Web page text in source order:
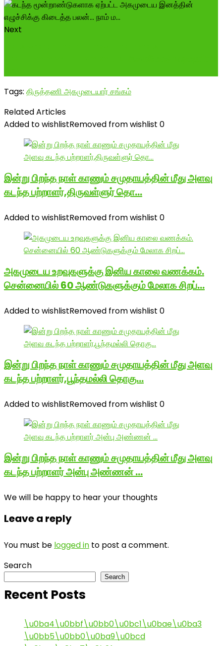
Next
Tags: திருத்தணி அகமுடையார் சங்கம்
Related Articles
Added to wishlistRemoved from wishlist 0
இன்று பிறந்த நாள் காணும் சமுதாயத்தின் மீது அளவு
கடந்த பற்றாளர்,திருவள்ளுர் தொ…
Added to wishlistRemoved from wishlist 0
அகமுடைய உறவுகளுக்கு இனிய காலை வணக்கம்.
சென்னையில் 60 ஆண்டுகளுக்கும் மேலாக சிறப்…
Added to wishlistRemoved from wishlist 0
இன்று பிறந்த நாள் காணும் சமுதாயத்தின் மீது அளவு
கடந்த பற்றாளர்,பூந்தமல்லி தொகு…
Added to wishlistRemoved from wishlist 0
இன்று பிறந்த நாள் காணும் சமுதாயத்தின் மீது அளவு
கடந்த பற்றாளர் அன்பு அண்ணன் …
We will be happy to hear your thoughts
Leave a reply
You must be logged in to post a comment.
Search
Search
Recent Posts
\u0ba4\u0bbf\u0bb0\u0bc1\u0bae\u0ba3
\u0bb5\u0bb0\u0ba9\u0bcd